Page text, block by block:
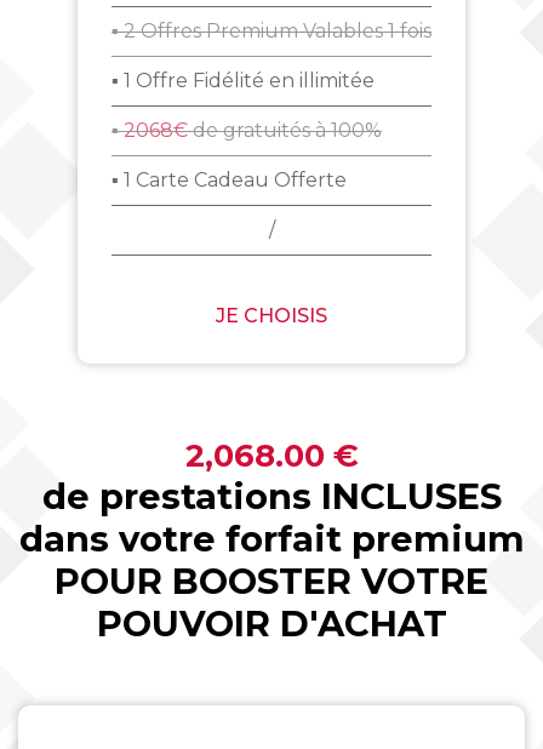
▪ 2 Offres Premium Valables 1 fois
▪ 1 Offre Fidélité en illimitée
▪2068€de gratuités à 100%
▪ 1 Carte Cadeau Offerte
/
JE CHOISIS
2,068.00 €
de prestations INCLUSES
dans votre forfait premium
POUR BOOSTER VOTRE
POUVOIR D'ACHAT